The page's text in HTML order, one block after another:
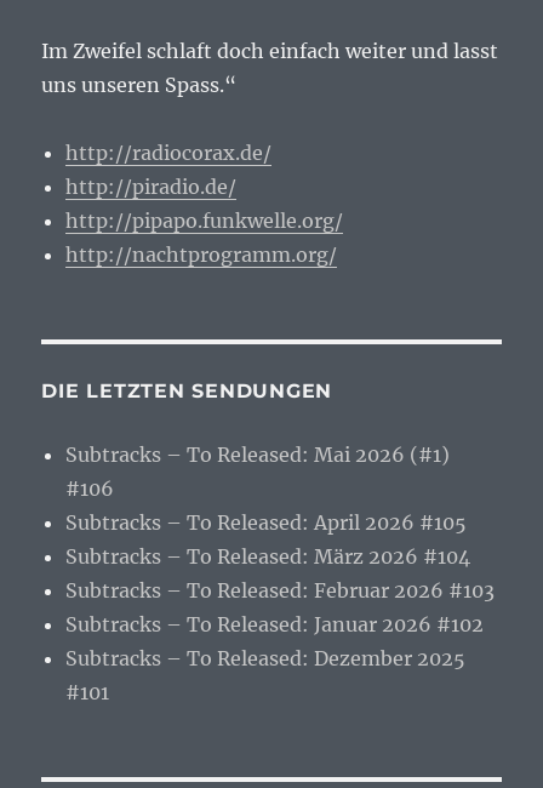
Im Zweifel schlaft doch einfach weiter und lasst
uns unseren Spass.“
http://radiocorax.de/
http://piradio.de/
http://pipapo.funkwelle.org/
http://nachtprogramm.org/
DIE LETZTEN SENDUNGEN
Subtracks – To Released: Mai 2026 (#1)
#106
Subtracks – To Released: April 2026 #105
Subtracks – To Released: März 2026 #104
Subtracks – To Released: Februar 2026 #103
Subtracks – To Released: Januar 2026 #102
Subtracks – To Released: Dezember 2025
#101